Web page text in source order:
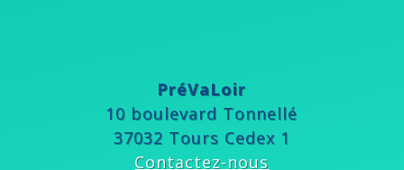
PréVaLoir
10 boulevard Tonnellé
37032 Tours Cedex 1
Contactez-nous